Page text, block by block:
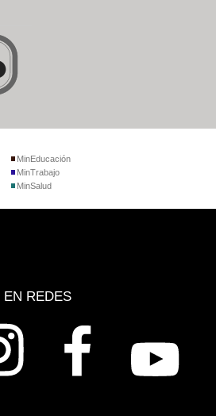
MinEducación
MinTrabajo
MinSalud
EN REDES